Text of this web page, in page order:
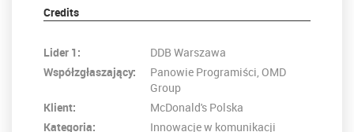
Credits
Lider 1:
DDB Warszawa
Współzgłaszający:
Panowie Programiści, OMD
Group
Klient:
McDonald's Polska
Kategoria:
Innowacje w komunikacji